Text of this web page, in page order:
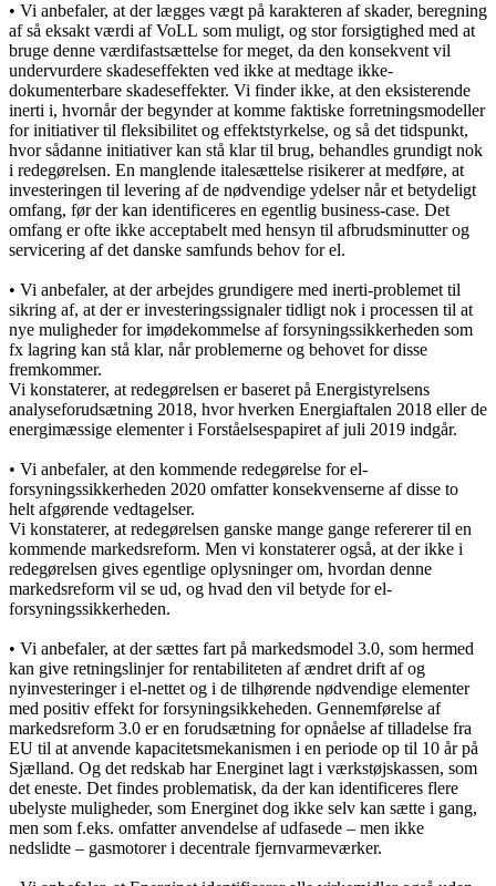
• Vi anbefaler, at der lægges vægt på karakteren af skader, beregning
af så eksakt værdi af VoLL som muligt, og stor forsigtighed med at
bruge denne værdifastsættelse for meget, da den konsekvent vil
undervurdere skadeseffekten ved ikke at medtage ikke-
dokumenterbare skadeseffekter. Vi finder ikke, at den eksisterende
inerti i, hvornår der begynder at komme faktiske forretningsmodeller
for initiativer til fleksibilitet og effektstyrkelse, og så det tidspunkt,
hvor sådanne initiativer kan stå klar til brug, behandles grundigt nok
i redegørelsen. En manglende italesættelse risikerer at medføre, at
investeringen til levering af de nødvendige ydelser når et betydeligt
omfang, før der kan identificeres en egentlig business-case. Det
omfang er ofte ikke acceptabelt med hensyn til afbrudsminutter og
servicering af det danske samfunds behov for el.
• Vi anbefaler, at der arbejdes grundigere med inerti-problemet til
sikring af, at der er investeringssignaler tidligt nok i processen til at
nye muligheder for imødekommelse af forsyningssikkerheden som
fx lagring kan stå klar, når problemerne og behovet for disse
fremkommer.
Vi konstaterer, at redegørelsen er baseret på Energistyrelsens
analyseforudsætning 2018, hvor hverken Energiaftalen 2018 eller de
energimæssige elementer i Forståelsespapiret af juli 2019 indgår.
• Vi anbefaler, at den kommende redegørelse for el-
forsyningssikkerheden 2020 omfatter konsekvenserne af disse to
helt afgørende vedtagelser.
Vi konstaterer, at redegørelsen ganske mange gange refererer til en
kommende markedsreform. Men vi konstaterer også, at der ikke i
redegørelsen gives egentlige oplysninger om, hvordan denne
markedsreform vil se ud, og hvad den vil betyde for el-
forsyningssikkerheden.
• Vi anbefaler, at der sættes fart på markedsmodel 3.0, som hermed
kan give retningslinjer for rentabiliteten af ændret drift af og
nyinvesteringer i el-nettet og i de tilhørende nødvendige elementer
med positiv effekt for forsyningsikkeheden. Gennemførelse af
markedsreform 3.0 er en forudsætning for opnåelse af tilladelse fra
EU til at anvende kapacitetsmekanismen i en periode op til 10 år på
Sjælland. Og det redskab har Energinet lagt i værkstøjskassen, som
det eneste. Det findes problematisk, da der kan identificeres flere
ubelyste muligheder, som Energinet dog ikke selv kan sætte i gang,
men som f.eks. omfatter anvendelse af udfasede – men ikke
nedslidte – gasmotorer i decentrale fjernvarmeværker.